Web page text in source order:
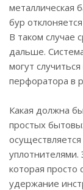
металлическая
бур
В таком случае
дальше.
могут
перфоратора в
Какая должна
простых
уплотнителями.
которая просто
удержание